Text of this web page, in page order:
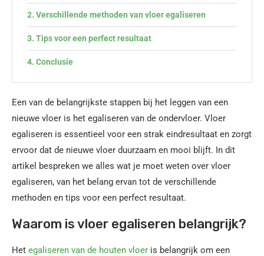
Verschillende methoden van vloer egaliseren
Tips voor een perfect resultaat
Conclusie
Een van de belangrijkste stappen bij het leggen van een
nieuwe vloer is het egaliseren van de ondervloer. Vloer
egaliseren is essentieel voor een strak eindresultaat en zorgt
ervoor dat de nieuwe vloer duurzaam en mooi blijft. In dit
artikel bespreken we alles wat je moet weten over vloer
egaliseren, van het belang ervan tot de verschillende
methoden en tips voor een perfect resultaat.
Waarom is vloer egaliseren belangrijk?
Het egaliseren van de houten vloer is belangrijk om een